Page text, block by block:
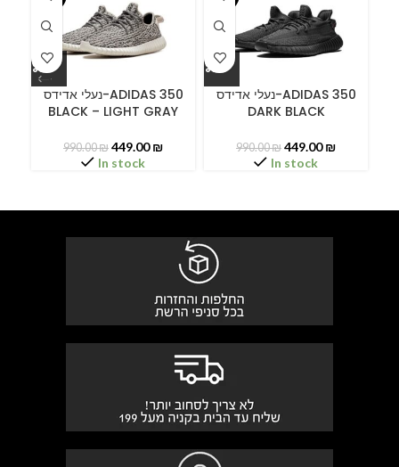
נעלי אדידס-ADIDAS 350
BLACK – LIGHT GRAY
990.00₪ 449.00₪
In stock
נעלי אדידס-ADIDAS 350
DARK BLACK
990.00₪ 449.00₪
In stock